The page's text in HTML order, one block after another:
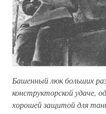
Башенный люк больших
конструкторской удаче,
хорошей защитой для